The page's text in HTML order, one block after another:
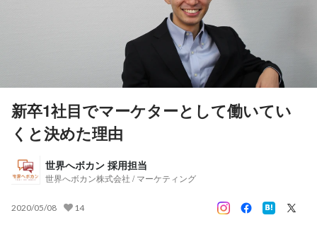
新卒1社目でマーケターとして働いてい
くと決めた理由
世界へボカン 採用担当
世界へボカン株式会社 / マーケティング
2020/05/08 14